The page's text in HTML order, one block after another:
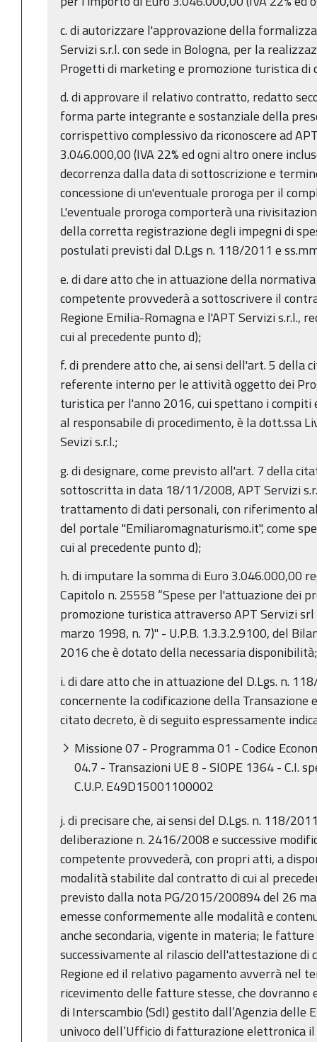
c. di autorizzare l'approvazione della
Servizi s.r.l. con sede in Bologna, per la
Progetti di marketing e promozione turistica di
d. di approvare il relativo contratto, redatto
forma parte integrante e sostanziale della
corrispettivo complessivo da riconoscere ad
3.046.000,00 (IVA 22% ed ogni altro onere
decorrenza dalla data di sottoscrizione e
concessione di un'eventuale proroga per il
L'eventuale proroga comporterà una
della corretta registrazione degli impegni di
postulati previsti dal D.Lgs n. 118/2011 e
e. di dare atto che in attuazione della
competente provvederà a sottoscrivere il
Regione Emilia-Romagna e l'APT Servizi s.r.l.,
cui al precedente punto d);
f. di prendere atto che, ai sensi dell'art. 5 della
referente interno per le attività oggetto dei
turistica per l'anno 2016, cui spettano i compiti
al responsabile di procedimento, è la dott.ssa
Sevizi s.r.l.;
g. di designare, come previsto all'art. 7 della
sottoscritta in data 18/11/2008, APT Servizi
trattamento di dati personali, con riferimento
del portale "Emiliaromagnaturismo.it", come
cui al precedente punto d);
h. di imputare la somma di Euro 3.046.000,00
Capitolo n. 25558 “Spese per l'attuazione dei
promozione turistica attraverso APT Servizi srl
marzo 1998, n. 7)" - U.P.B. 1.3.3.2.9100, del
2016 che è dotato della necessaria disponibilità;
i. di dare atto che in attuazione del D.Lgs. n.
concernente la codificazione della
citato decreto, è di seguito espressamente
Missione 07 - Programma 01 - Codice
04.7 - Transazioni UE 8 - SIOPE 1364 - C.I.
C.U.P. E49D15001100002
j. di precisare che, ai sensi del D.Lgs. n. 118/
deliberazione n. 2416/2008 e successive
competente provvederà, con propri atti, a
modalità stabilite dal contratto di cui al
previsto dalla nota PG/2015/200894 del 26
emesse conformemente alle modalità e
anche secondaria, vigente in materia; le
successivamente al rilascio dell'attestazione
Regione ed il relativo pagamento avverrà nel
ricevimento delle fatture stesse, che
di Interscambio (SdI) gestito dall’Agenzia delle
univoco dell’Ufficio di fatturazione elettronica il